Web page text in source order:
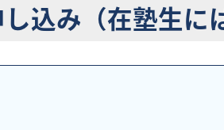
込み（在塾生に